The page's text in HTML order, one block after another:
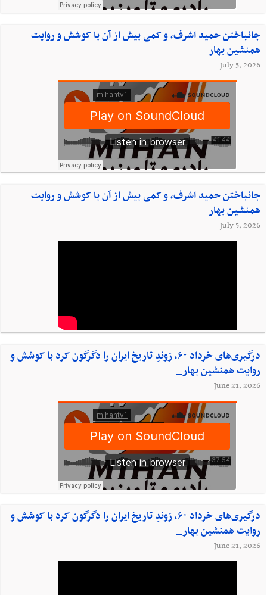
جانباختن حمید اشرف، و کمی بیش از آن با کوشش و روایت
همنشین بهار
July 5, 2026
جانباختن حمید اشرف، و کمی بیش از آن با کوشش و روایت
همنشین بهار
July 5, 2026
درگیری‌های خرداد ۶۰، رَوندِ تاریخ ایران را دگرگون کرد با کوشش و
روایت همنشین بهار_
June 21, 2026
درگیری‌های خرداد ۶۰، رَوندِ تاریخ ایران را دگرگون کرد با کوشش و
روایت همنشین بهار_
June 21, 2026